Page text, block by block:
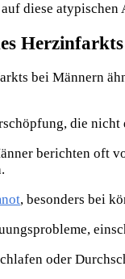
diese
bei Männern
die
berichten oft
, besonders bei
oder